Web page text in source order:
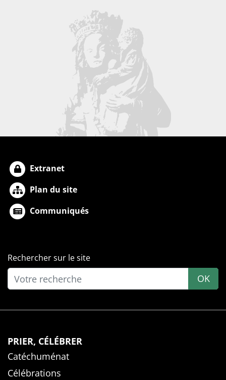
Extranet
Plan du site
Communiqués
Rechercher sur le site
OK
PRIER, CÉLÉBRER
Catéchuménat
Célébrations